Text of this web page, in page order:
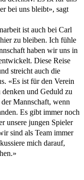
bei uns bleibt», sagt
ist auch bei Carl
zu bleiben. Ich fühle
haben wir uns in
Diese Reise
streicht auch die
«Es ist für den Verein
und Geduld zu
Mannschaft, wenn
Es gibt immer noch
unsere jungen Spieler
sind als Team immer
mich darauf,